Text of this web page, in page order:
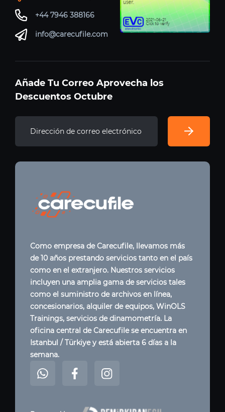
+44 7946 388166
info@carecufile.com
Añade Tu Correo Aprovecha los
Descuentos Octubre
Como empresa de Carecufile, llevamos más
de 10 años prestando servicios tanto en el país
como en el extranjero. Nuestros servicios
incluyen una amplia gama de servicios tales
como el suministro de archivos en línea,
concesionarios, alquiler de equipos, WinOLS
Trainings, servicios de dinamometría. La
oficina central de Carecufile se encuentra en
Istanbul / Türkiye y está abierta 6 días a la
semana.